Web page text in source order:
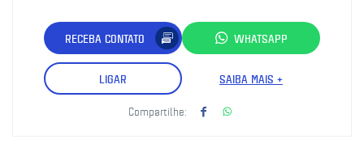
RECEBA CONTATO WHATSAPP
LIGAR SAIBA MAIS +
Compartilhe: